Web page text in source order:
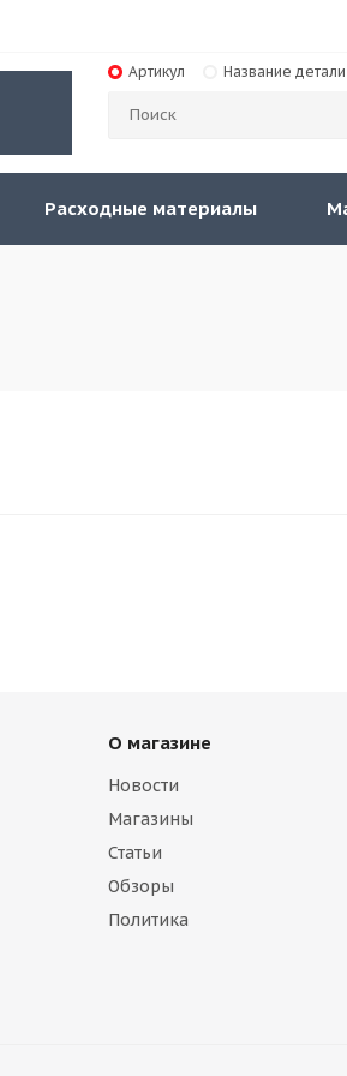
Артикул Название детали
Расходные материалы
О магазине
Новости
Магазины
Статьи
Обзоры
Политика